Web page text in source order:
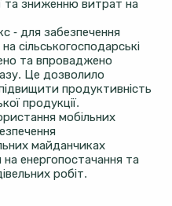
та зниженню витрат на
- для забезпечення
сільськогосподарські
та впроваджено
Це дозволило
продуктивність
продукції.
мобільних
майданчиках
енергопостачання та
робіт.